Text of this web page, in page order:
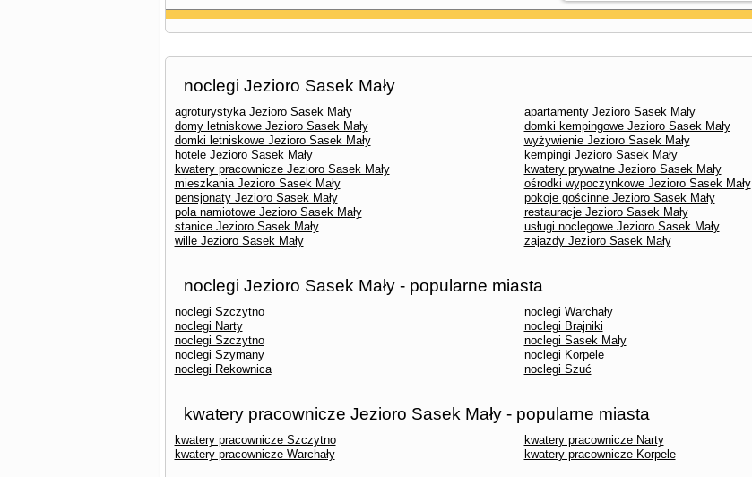
noclegi Jezioro Sasek Mały
agroturystyka Jezioro Sasek Mały
apartamenty Jezioro Sasek Mały
domy letniskowe Jezioro Sasek Mały
domki kempingowe Jezioro Sasek Mały
domki letniskowe Jezioro Sasek Mały
wyżywienie Jezioro Sasek Mały
hotele Jezioro Sasek Mały
kempingi Jezioro Sasek Mały
kwatery pracownicze Jezioro Sasek Mały
kwatery prywatne Jezioro Sasek Mały
mieszkania Jezioro Sasek Mały
ośrodki wypoczynkowe Jezioro Sasek Mały
pensjonaty Jezioro Sasek Mały
pokoje gościnne Jezioro Sasek Mały
pola namiotowe Jezioro Sasek Mały
restauracje Jezioro Sasek Mały
stanice Jezioro Sasek Mały
usługi noclegowe Jezioro Sasek Mały
wille Jezioro Sasek Mały
zajazdy Jezioro Sasek Mały
noclegi Jezioro Sasek Mały - popularne miasta
noclegi Szczytno
noclegi Warchały
noclegi Narty
noclegi Brajniki
noclegi Szczytno
noclegi Sasek Mały
noclegi Szymany
noclegi Korpele
noclegi Rekownica
noclegi Szuć
kwatery pracownicze Jezioro Sasek Mały - popularne miasta
kwatery pracownicze Szczytno
kwatery pracownicze Narty
kwatery pracownicze Warchały
kwatery pracownicze Korpele